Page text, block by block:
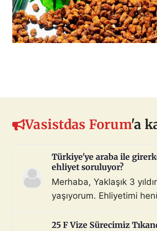
Vasistdas Forum'a
Türkiye'ye araba ile
ehliyet soruluyor?
Merhaba, Yaklaşık 3
yaşıyorum. Ehliyetimi
çoktan halletmem
25 F Vize Sürecimiz